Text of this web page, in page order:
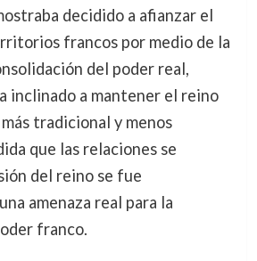
decidido a afianzar el
francos por medio de la
del poder real,
inclinado a mantener el reino
tradicional y menos
que las relaciones se
del reino se fue
amenaza real para la
franco.